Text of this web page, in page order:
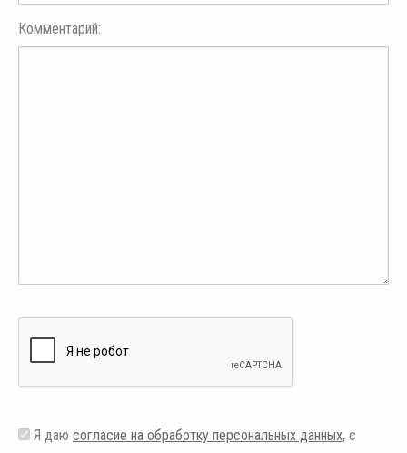
Комментарий:
Я даю согласие на обработку персональных данных, с